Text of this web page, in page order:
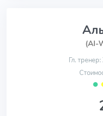
(Al-
Гл.
⬤